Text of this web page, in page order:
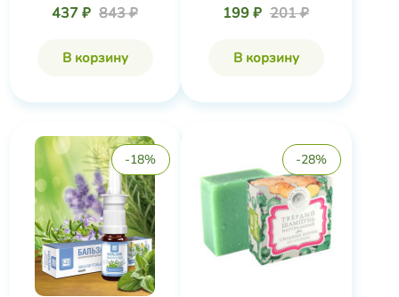
437 ₽ 843 ₽
В корзину
199 ₽ 201 ₽
В корзину
-18% -28%